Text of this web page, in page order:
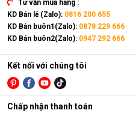
Tư vấn mua hàng :
KD Bán lẻ (Zalo): 0816 200 655
KD Bán buôn1(Zalo): 0878 229 666
KD Bán buôn2(Zalo): 0947 292 666
Kết nối với chúng tôi
Chấp nhận thanh toán